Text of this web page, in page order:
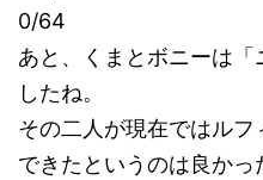
0/64
あと、くまとボニーは「
したね。
その二人が現在ではルフ
できたというのは良かっ